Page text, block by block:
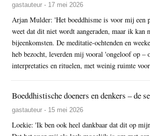
gastauteur - 17 mei 2026
Arjan Mulder: 'Het boeddhisme is voor mij een
weet dat dit niet wordt aangeraden, maar ik kan
bijeenkomsten. De meditatie-ochtenden en
heb bezocht, leverden mij vooral 'ongeloof op –
interpretaties en rituelen, met weinig ruimte
Boeddhistische doeners en denkers – de
gastauteur - 15 mei 2026
Loekie: 'Ik ben ook heel dankbaar dat dit op